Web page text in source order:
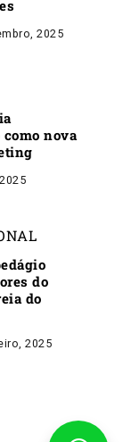
2025
nova
do
do
2025